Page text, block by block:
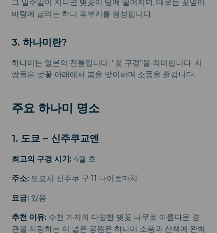
그 일주일이 지나면 벚꽃이 땅에 떨어지며, 때로는 꽃잎이
바람에 날리는 하니 후부키를 형성합니다.
3. 하나미란?
하나미는 일본의 전통입니다. "꽃 구경"을 의미합니다. 사
람들은 벚꽃 아래에서 봄을 맞이하며 소풍을 즐깁니다.
주요 하나미 명소
1. 도쿄 – 신주쿠교엔
최고의 구경 시기: 4월 초
주소: 도쿄시 신주쿠 구 11 나이토마치
요금: 있음
추천 이유: 수천 가지의 다양한 벚꽃 나무로 아름다운 경
관을 자랑하는 이 넓은 공원은 하나미 소풍과 산책에 완벽